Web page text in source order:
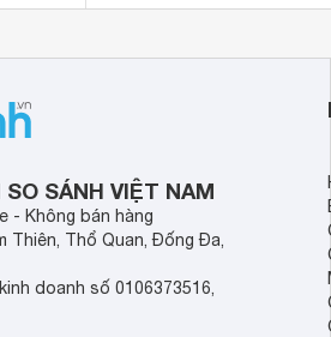
SÁNH VIỆT NAM
- Không bán hàng
Thiên, Thổ Quan, Đống Đa,
doanh số 0106373516,